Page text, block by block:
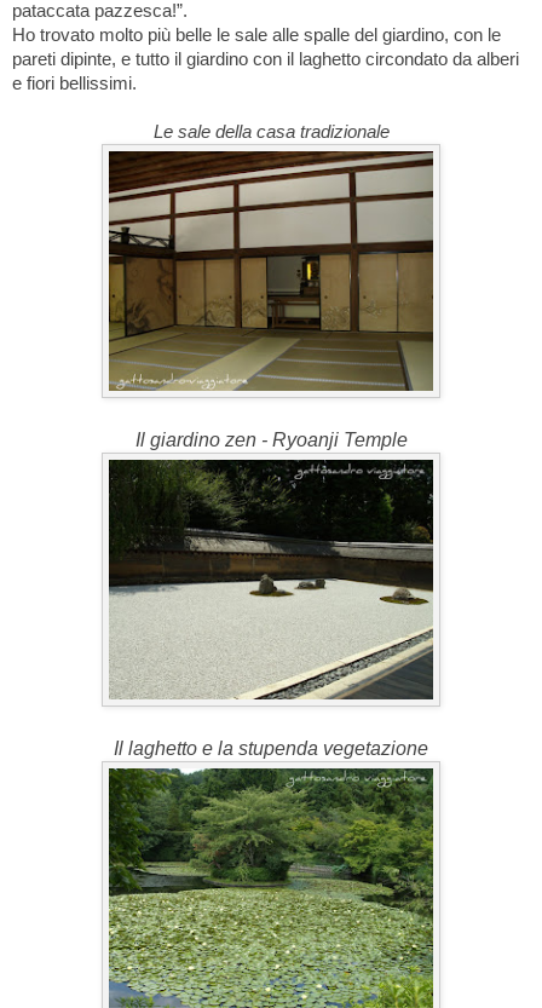
pataccata pazzesca!”.
Ho trovato molto più belle le sale alle spalle del giardino, con le
pareti dipinte, e tutto il giardino con il laghetto circondato da alberi
e fiori bellissimi.
Le sale della casa tradizionale
Il giardino zen - Ryoanji Temple
Il laghetto e la stupenda vegetazione